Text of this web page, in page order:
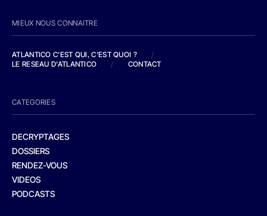
MIEUX NOUS CONNAITRE
ATLANTICO C'EST QUI, C'EST QUOI ?
/
LE RESEAU D'ATLANTICO
/ CONTACT
CATEGORIES
DECRYPTAGES
DOSSIERS
RENDEZ-VOUS
VIDEOS
PODCASTS